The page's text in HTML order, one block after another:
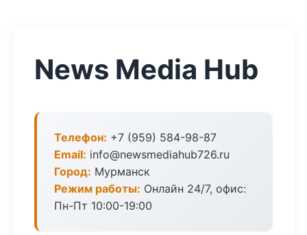
News Media Hub
Телефон: +7 (959) 584-98-87
Email: info@newsmediahub726.ru
Город: Мурманск
Режим работы: Онлайн 24/7, офис:
Пн-Пт 10:00-19:00